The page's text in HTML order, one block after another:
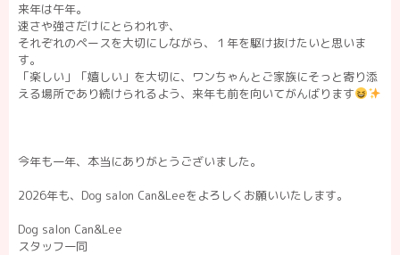
来年は午年。
速さや強さだけにとらわれず、
それぞれのペースを大切にしながら、１年を駆け抜けたいと思いま
す。
「楽しい」「嬉しい」を大切に、ワンちゃんとご家族にそっと寄り添
える場所であり続けられるよう、来年も前を向いてがんばります
今年も一年、本当にありがとうございました。
2026年も、Dog salon Can&Leeをよろしくお願いいたします。
Dog salon Can&Lee
スタッフ一同